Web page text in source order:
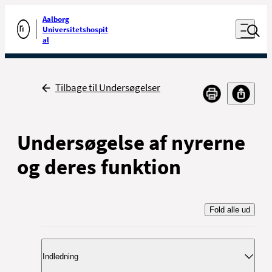
Gå til forsiden
Aalborg
Universitetshospit
al
Åben
Udfør søgning
Tilbage
Tilbage til Undersøgelser
Undersøgelse af nyrerne
og deres funktion
Fold alle ud
Indledning